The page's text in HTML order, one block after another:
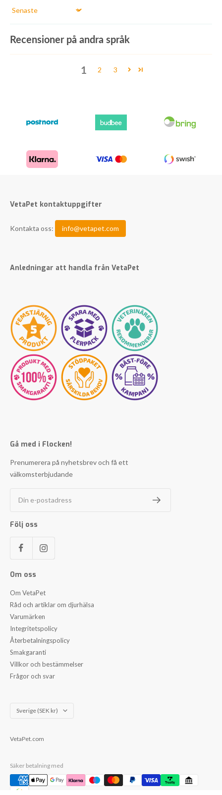
Sort by
Recensioner på andra språk
1 2 3
VetaPet kontaktuppgifter
Kontakta oss: info@vetapet.com
Anledningar att handla från VetaPet
Gå med i Flocken!
Prenumerera på nyhetsbrev och få ett
välkomsterbjudande
Din e-postadress
Följ oss
Om oss
Om VetaPet
Råd och artiklar om djurhälsa
Varumärken
Integritetspolicy
Återbetalningspolicy
Smakgaranti
Villkor och bestämmelser
Frågor och svar
Land/Region Sverige (SEK kr)
VetaPet.com
Säker betalning med